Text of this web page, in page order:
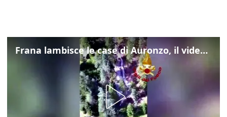
Frana lambisce le case di Auronzo, il video dall'elicottero dei vigili del fuoco